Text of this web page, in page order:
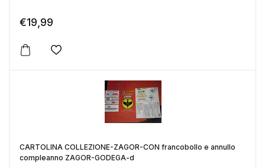
€19,99
Aggiungi alla lista dei desideri
CARTOLINA COLLEZIONE-ZAGOR-CON francobollo e annullo
compleanno ZAGOR-GODEGA-d